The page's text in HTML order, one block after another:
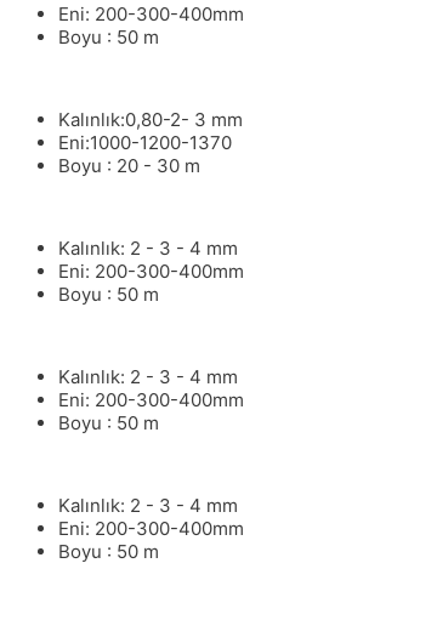
Eni: 200-300-400mm
Boyu : 50 m
Kalınlık:0,80-2- 3 mm
Eni:1000-1200-1370
Boyu : 20 - 30 m
Kalınlık: 2 - 3 - 4 mm
Eni: 200-300-400mm
Boyu : 50 m
Kalınlık: 2 - 3 - 4 mm
Eni: 200-300-400mm
Boyu : 50 m
Kalınlık: 2 - 3 - 4 mm
Eni: 200-300-400mm
Boyu : 50 m